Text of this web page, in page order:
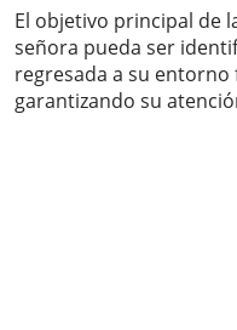
El objetivo principal de
señora pueda ser
regresada a su
garantizando su